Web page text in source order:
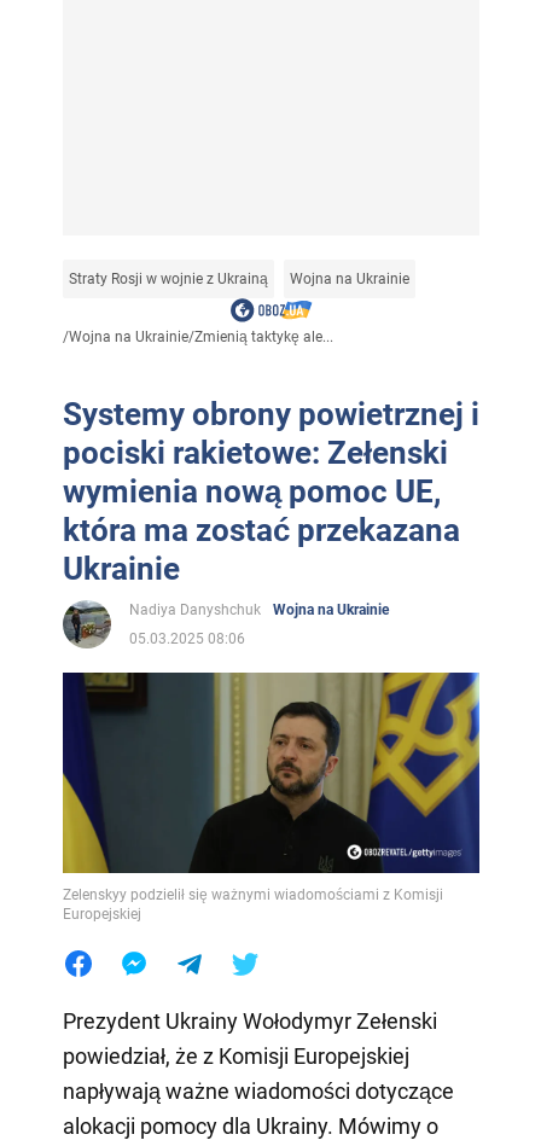
Straty Rosji w wojnie z Ukrainą Wojna na Ukrainie
/Wojna na Ukrainie/Zmienią taktykę ale...
Systemy obrony powietrznej i
pociski rakietowe: Zełenski
wymienia nową pomoc UE,
która ma zostać przekazana
Ukrainie
Nadiya Danyshchuk
Wojna na Ukrainie
05.03.2025 08:06
Zelenskyy podzielił się ważnymi wiadomościami z Komisji
Europejskiej
Prezydent Ukrainy Wołodymyr Zełenski
powiedział, że z Komisji Europejskiej
napływają ważne wiadomości dotyczące
alokacji pomocy dla Ukrainy. Mówimy o